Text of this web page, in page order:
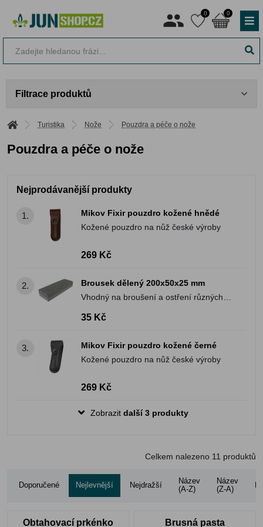
0 0
Filtrace produktů
Turistika Nože Pouzdra a péče o nože
Pouzdra a péče o nože
Nejprodávanější produkty
1.
Mikov Fixir pouzdro kožené hnědé
Kožené pouzdro na nůž české výroby
269 Kč
2.
Brousek dělený 200x50x25 mm
Vhodný na broušení a ostření různých
35 Kč
3.
Mikov Fixir pouzdro kožené černé
Kožené pouzdro na nůž české výroby
269 Kč
Zobrazit další 3 produkty
Celkem nalezeno 11 produktů
Doporučené Nejlevnější Nejdražší
Název
(A-Z)
Název
(Z-A)
Obtahovací prkénko Brusná pasta